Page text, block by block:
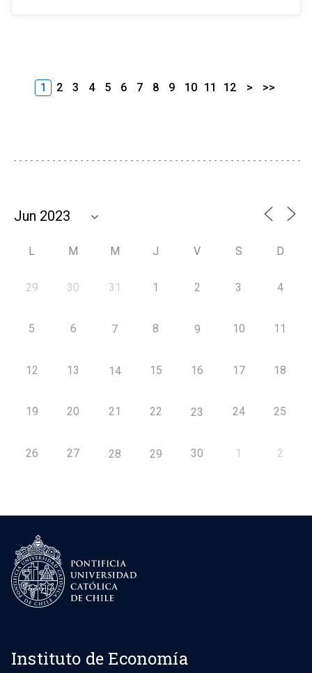
1 2 3 4 5 6 7 8 9 10 11 12 > >>
L M M J V S D
29 30 31 1 2 3 4
5 6 7 8 9 10 11
12 13 14 15 16 17 18
19 20 21 22 23 24 25
26 27 28 29 30 1 2
Instituto de Economía